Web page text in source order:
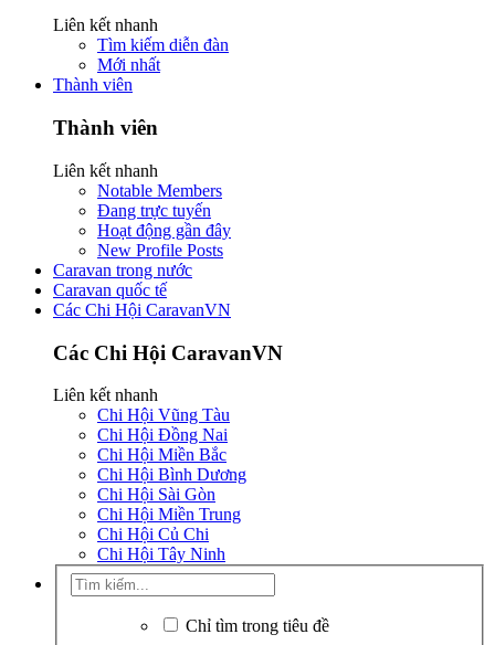
Liên kết nhanh
Tìm kiếm diễn đàn
Mới nhất
Thành viên
Thành viên
Liên kết nhanh
Notable Members
Đang trực tuyến
Hoạt động gần đây
New Profile Posts
Caravan trong nước
Caravan quốc tế
Các Chi Hội CaravanVN
Các Chi Hội CaravanVN
Liên kết nhanh
Chi Hội Vũng Tàu
Chi Hội Đồng Nai
Chi Hội Miền Bắc
Chi Hội Bình Dương
Chi Hội Sài Gòn
Chi Hội Miền Trung
Chi Hội Củ Chi
Chi Hội Tây Ninh
Chỉ tìm trong tiêu đề